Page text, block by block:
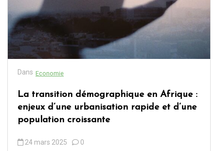
Dans Economie
La transition démographique en Afrique :
enjeux d’une urbanisation rapide et d’une
population croissante
24 mars 2025 0